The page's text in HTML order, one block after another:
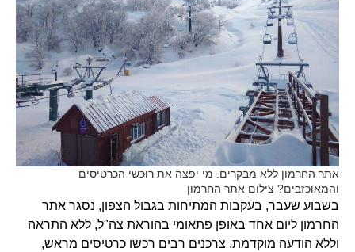
אתר החרמון ללא מבקרים. מי יפצה את רוכשי הכרטיסים
והמאוכזבים? צילום אתר החרמון
בשבוע שעבר, בעקבות המתיחות בגבול הצפון, נסגר אתר
החרמון ליום אחד באופן פתאומי בהוראת צה"ל, ללא התראה
וללא הודעה מוקדמת. צרכנים רבים רכשו כרטיסים מראש,